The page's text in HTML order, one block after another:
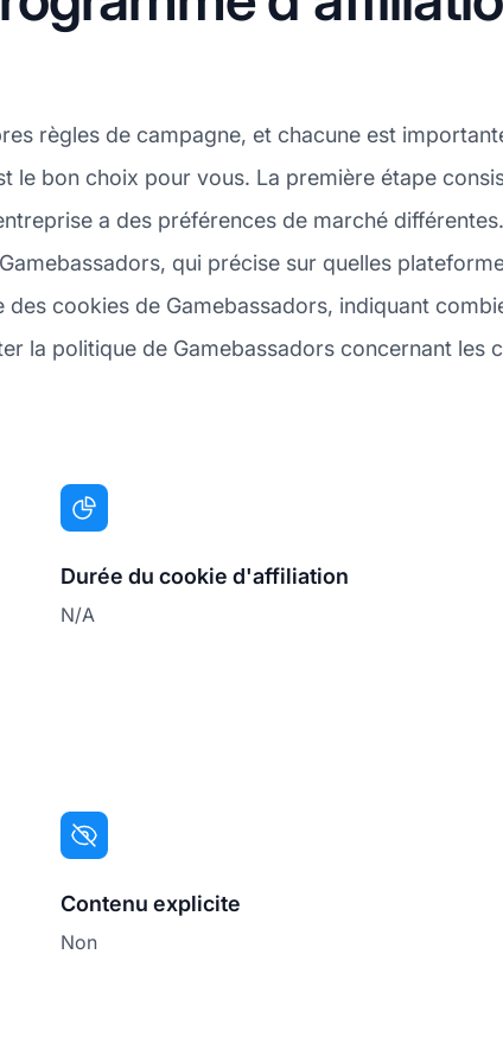
règles de campagne, et chacune est
le bon choix pour vous. La première étape
a des préférences de marché
qui précise sur quelles
cookies de Gamebassadors, indiquant
la politique de Gamebassadors concernant les
Durée du cookie d'affiliation
N/A
Contenu explicite
Non